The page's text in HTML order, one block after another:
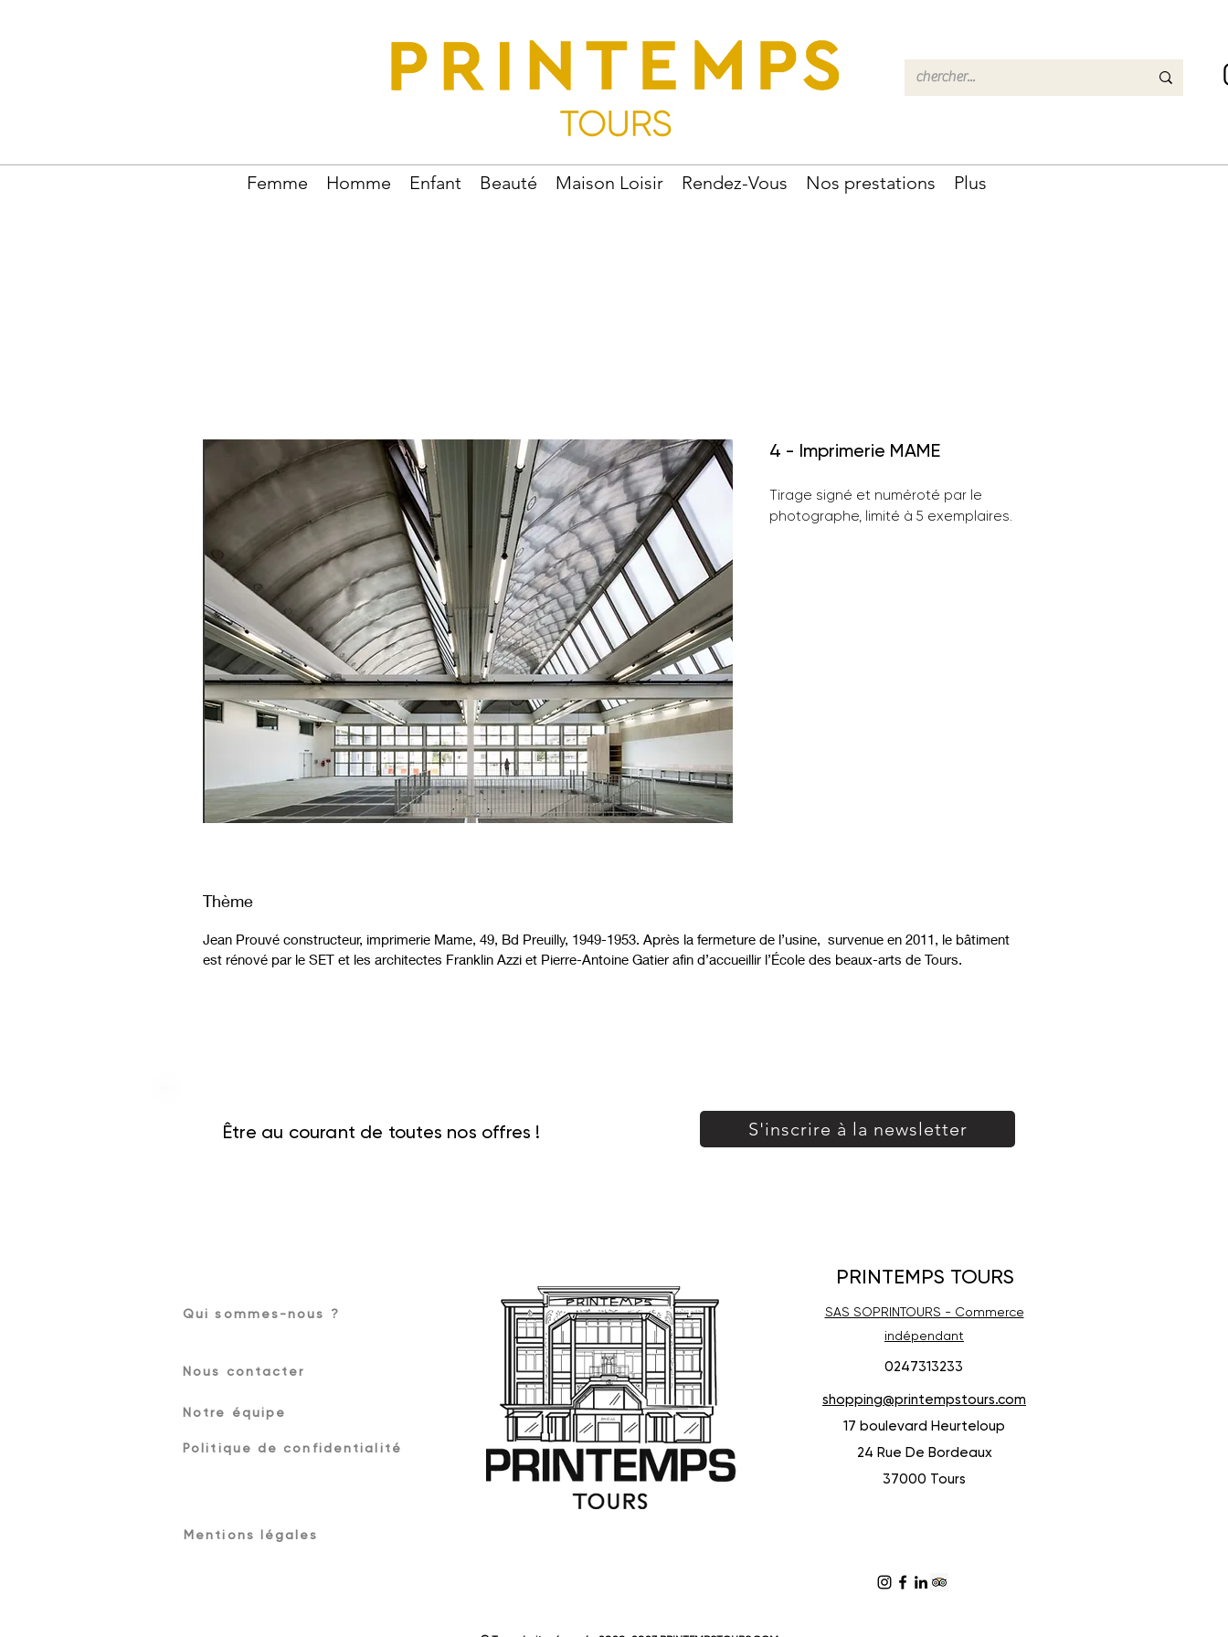
Femme Homme Enfant Beauté Maison Loisir Rendez-Vous Nos prestations Plus
4 - Imprimerie MAME
Tirage signé et numéroté par le
photographe, limité à 5 exemplaires.
Thème
Jean Prouvé constructeur, imprimerie Mame, 49, Bd Preuilly, 1949-1953. Après la fermeture de l’usine, survenue en 2011, le bâtiment
est rénové par le SET et les architectes Franklin Azzi et Pierre-Antoine Gatier afin d’accueillir l’École des beaux-arts de Tours.
Être au courant de toutes nos offres ! S'inscrire à la newsletter
Qui sommes-nous ?
Nous contacter
Notre équipe
Politique de confidentialité
Mentions légales
PRINTEMPS TOURS
SAS SOPRINTOURS - Commerce
indépendant
0247313233
shopping@printempstours.com
17 boulevard Heurteloup
24 Rue De Bordeaux
37000 Tours